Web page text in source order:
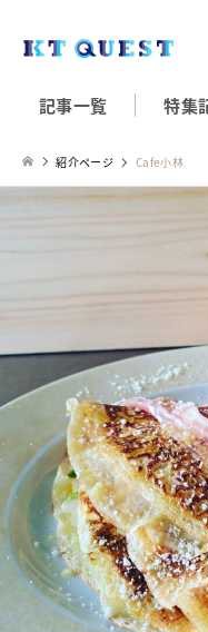
記事一覧 特集
紹介ページ Cafe小林